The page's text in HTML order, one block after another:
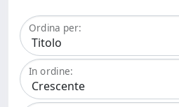
Ordina per:
In ordine: